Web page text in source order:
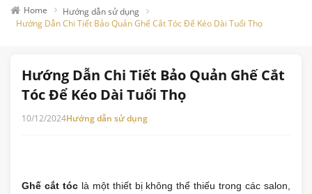
Home
Hướng dẫn sử dụng
Hướng Dẫn Chi Tiết Bảo Quản Ghế Cắt Tóc Để Kéo Dài Tuổi Thọ
Hướng Dẫn Chi Tiết Bảo Quản Ghế Cắt
Tóc Để Kéo Dài Tuổi Thọ
10/12/2024Hướng dẫn sử dụng
Ghế cắt tóclà một thiết bị không thể thiếu trong các salon,